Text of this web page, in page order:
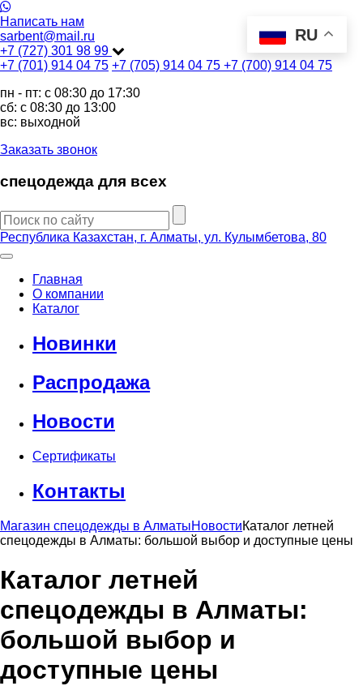
Написать нам
sarbent@mail.ru
+7 (727) 301 98 99
+7 (701) 914 04 75 +7 (705) 914 04 75 +7 (700) 914 04 75
пн - пт: c 08:30 до 17:30
сб: c 08:30 до 13:00
вс: выходной
Заказать звонок
спецодежда для всех
Республика Казахстан, г. Алматы, ул. Кулымбетова, 80
Главная
О компании
Каталог
Новинки
Распродажа
Новости
Сертификаты
Контакты
Магазин спецодежды в АлматыНовостиКаталог летней
спецодежды в Алматы: большой выбор и доступные цены
Каталог летней
спецодежды в Алматы:
большой выбор и
доступные цены
RU